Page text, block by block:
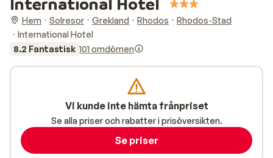
Hem Solresor Grekland Rhodos
Rhodos-Stad
International Hotel
8.2 Fantastisk 101 omdömen
Vi kunde inte hämta frånpriset
Se alla priser och rabatter i prisöversikten.
Se priser